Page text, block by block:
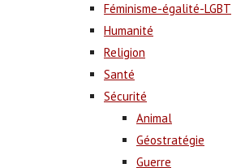
Féminisme-égalité-LGBT
Humanité
Religion
Santé
Sécurité
Animal
Géostratégie
Guerre